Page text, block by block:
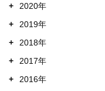
+
2020年
+
2019年
+
2018年
+
2017年
+
2016年